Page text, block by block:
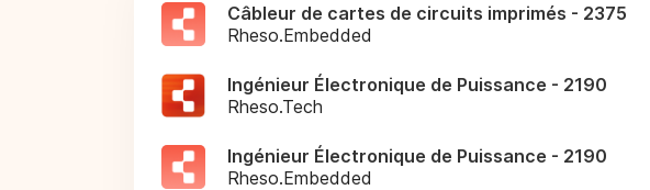
Câbleur de cartes de circuits imprimés - 2375
Rheso.Embedded
Ingénieur Électronique de Puissance - 2190
Rheso.Tech
Ingénieur Électronique de Puissance - 2190
Rheso.Embedded